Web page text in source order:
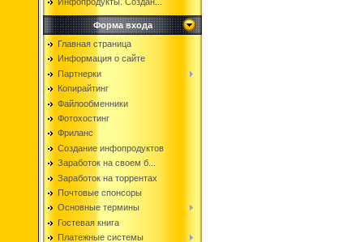
Форма входа
Главная страница
Информация о сайте
Партнерки
Копирайтинг
Файлообменники
Фотохостинг
Фриланс
Создание инфопродуктов
Заработок на своем б...
Заработок на торрентах
Почтовые спонсоры
Основные термины
Гостевая книга
Платежные системы